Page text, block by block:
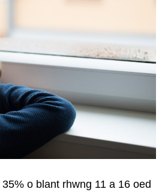
o blant rhwng 11 a 16 oed